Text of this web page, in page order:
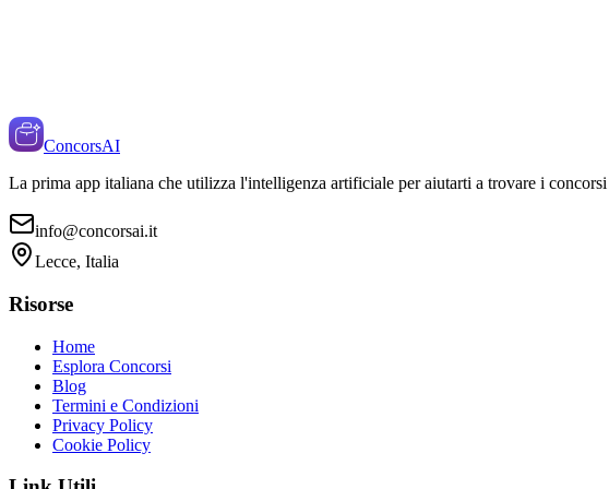
ConcorsAI
La prima app italiana che utilizza l'intelligenza artificiale per aiutarti a trovare i
info@concorsai.it
Lecce, Italia
Risorse
Home
Esplora Concorsi
Blog
Termini e Condizioni
Privacy Policy
Cookie Policy